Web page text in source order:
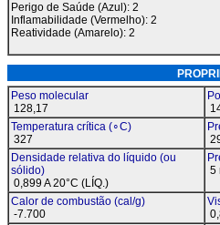
Perigo de Saúde (Azul): 2
Inflamabilidade (Vermelho): 2
Reatividade (Amarelo): 2
Peso molecular
128,17
Temperatura crítica (∘C)
327
Densidade relativa do líquido (ou
sólido)
0,899 A 20°C (LÍQ.)
5
Calor de combustão (cal/g)
-7.700